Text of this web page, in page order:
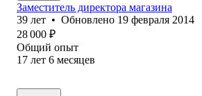
Заместитель директора магазина
39 лет • Обновлено 19 февраля 2014
28 000 ₽
Общий опыт
17 лет 6 месяцев